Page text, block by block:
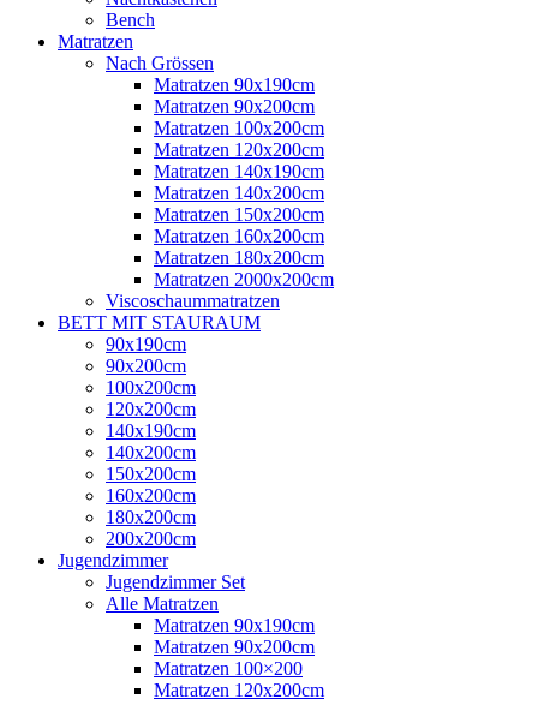
Bench
Matratzen
Nach Grössen
Matratzen 90x190cm
Matratzen 90x200cm
Matratzen 100x200cm
Matratzen 120x200cm
Matratzen 140x190cm
Matratzen 140x200cm
Matratzen 150x200cm
Matratzen 160x200cm
Matratzen 180x200cm
Matratzen 2000x200cm
Viscoschaummatratzen
BETT MIT STAURAUM
90x190cm
90x200cm
100x200cm
120x200cm
140x190cm
140x200cm
150x200cm
160x200cm
180x200cm
200x200cm
Jugendzimmer
Jugendzimmer Set
Alle Matratzen
Matratzen 90x190cm
Matratzen 90x200cm
Matratzen 100×200
Matratzen 120x200cm